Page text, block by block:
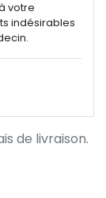
votre
indésirables
de livraison.